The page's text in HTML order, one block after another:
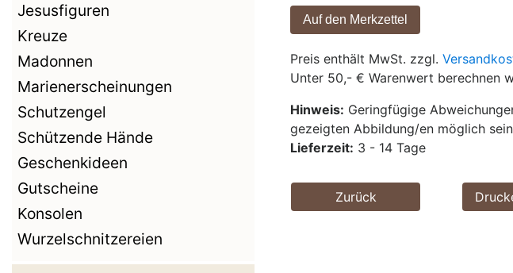
Jesusfiguren
Kreuze
Madonnen
Marienerscheinungen
Schutzengel
Schützende Hände
Geschenkideen
Gutscheine
Konsolen
Wurzelschnitzereien
Preis enthält MwSt. zzgl.
Unter 50,- € Warenwert berechnen
Hinweis: Geringfügige
gezeigten Abbildung/en möglich
Lieferzeit: 3 - 14 Tage
Zurück